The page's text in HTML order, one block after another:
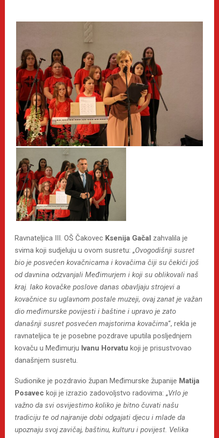
Ravnateljica III. OŠ Čakovec Ksenija Gačal zahvalila je
svima koji sudjeluju u ovom susretu: „Ovogodišnji susret
bio je posvećen kovačnicama i kovačima čiji su čekići još
od davnina odzvanjali Međimurjem i koji su oblikovali naš
kraj. Iako kovačke poslove danas obavljaju strojevi a
kovačnice su uglavnom postale muzeji, ovaj zanat je važan
dio međimurske povijesti i baštine i upravo je zato
današnji susret posvećen majstorima kovačima“, rekla je
ravnateljica te je posebne pozdrave uputila posljednjem
kovaču u Međimurju Ivanu Horvatu koji je prisustvovao
današnjem susretu.
Sudionike je pozdravio župan Međimurske županije Matija
Posavec koji je izrazio zadovoljstvo radovima: „Vrlo je
važno da svi osvijestimo koliko je bitno čuvati našu
tradiciju te od najranije dobi odgajati djecu i mlade da
upoznaju svoj zavičaj, baštinu, kulturu i povijest. Velika